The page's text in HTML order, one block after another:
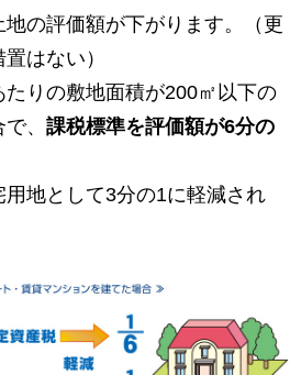
の評価額が下がります。（更
はない）
りの敷地面積が200㎡以下の
、 課税標準を評価額が6分の
地として3分の1に軽減され